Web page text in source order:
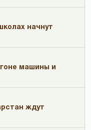
начнут
машины и
ждут